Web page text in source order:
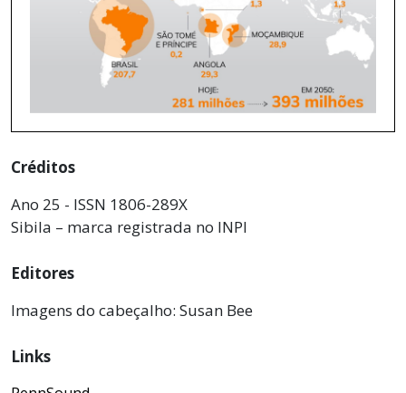
Créditos
Ano 25 - ISSN 1806-289X
Sibila – marca registrada no INPI
Editores
Imagens do cabeçalho: Susan Bee
Links